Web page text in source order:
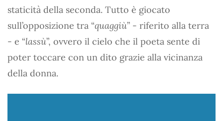
staticità della seconda. Tutto è giocato
sull’opposizione tra “quaggiù” - riferito alla terra
- e “lassù”, ovvero il cielo che il poeta sente di
poter toccare con un dito grazie alla vicinanza
della donna.